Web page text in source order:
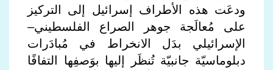
ودعَت هذه الأطراف إسرائيل إلى التركيز
على مُعالَجة جوهر الصراع الفلسطيني–
الإسرائيلي بدَل الانخراط في مُبادَرات
دبلوماسيّة جانبيّة تُنظَر إليها بوَصفِها التفافًا